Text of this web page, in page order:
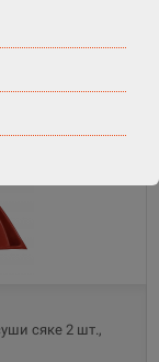
сяке 2 шт.,